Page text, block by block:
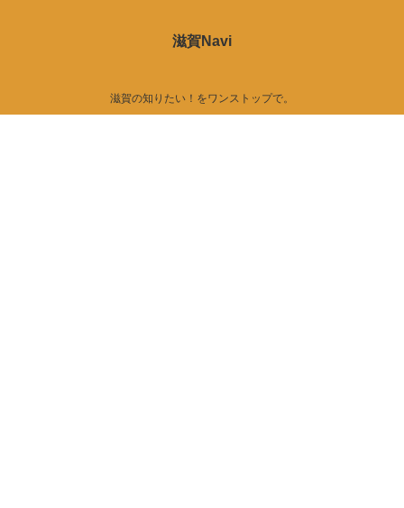
滋賀Navi
滋賀の知りたい！をワンストップで。